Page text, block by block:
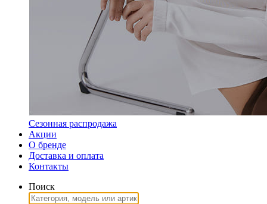
Сезонная распродажа
Акции
О бренде
Доставка и оплата
Контакты
Поиск